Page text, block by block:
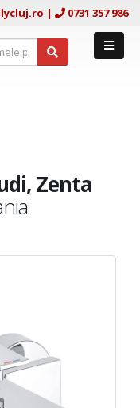
| 0731 357 986
Zenta